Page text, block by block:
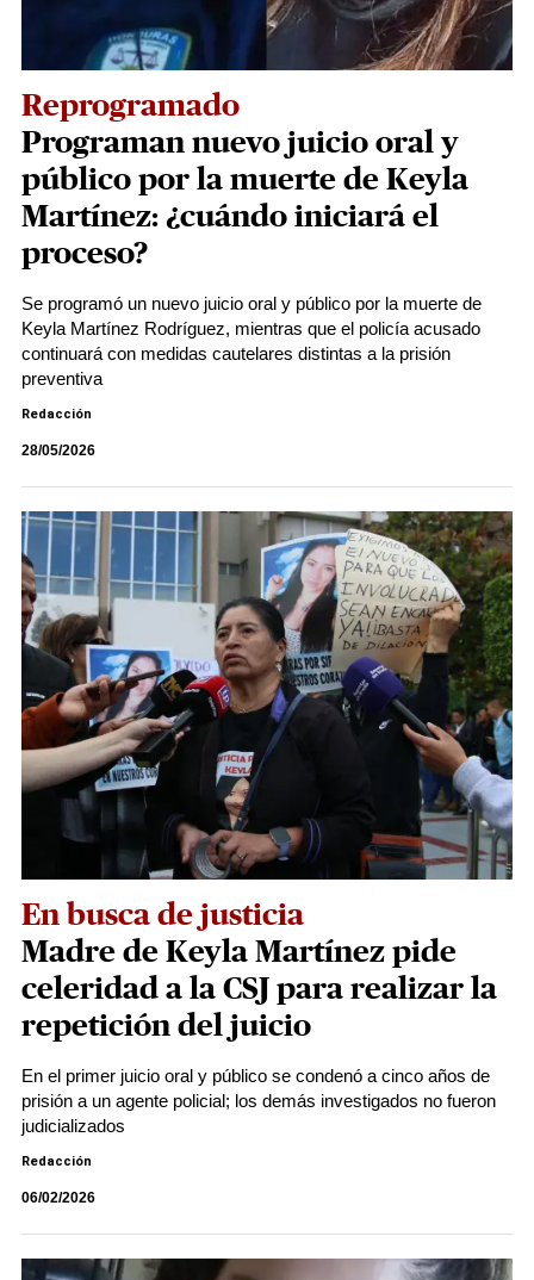
Reprogramado
Programan nuevo juicio oral y
público por la muerte de Keyla
Martínez: ¿cuándo iniciará el
proceso?
Se programó un nuevo juicio oral y público por la muerte de
Keyla Martínez Rodríguez, mientras que el policía acusado
continuará con medidas cautelares distintas a la prisión
preventiva
Redacción
28/05/2026
En busca de justicia
Madre de Keyla Martínez pide
celeridad a la CSJ para realizar la
repetición del juicio
En el primer juicio oral y público se condenó a cinco años de
prisión a un agente policial; los demás investigados no fueron
judicializados
Redacción
06/02/2026